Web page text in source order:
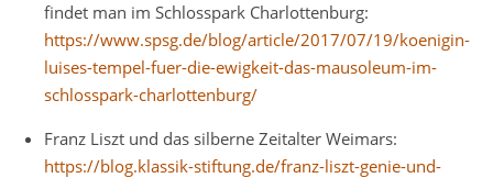
findet man im Schlosspark Charlottenburg:
https://www.spsg.de/blog/article/2017/07/19/koenigin-
luises-tempel-fuer-die-ewigkeit-das-mausoleum-im-
schlosspark-charlottenburg/
Franz Liszt und das silberne Zeitalter Weimars:
https://blog.klassik-stiftung.de/franz-liszt-genie-und-